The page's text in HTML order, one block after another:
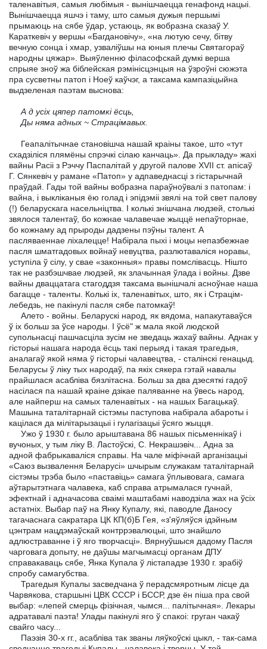
таленавітыя, самыя любімыя - вынішчаецца генафонд нацыі.
Вынішчаецца яшчэ і таму, што самыя дужыя першымі
прымаюць на сябе ўдар, устаюць, як вобразна сказаў У.
Караткевіч у вершы «Багдановічу», «на лютую сечу, бітву
вечную сонца і хмар, узваліўшы на юныя плечы Святагораў
народны цяжар». Выяўленню філасофскай думкі верша
спрыяе зноў жа біблейская рэмінісцэнцыя на ўзроўні сюжэта
пра сусветны патоп і Ноеў каўчэг, а таксама кампазіцыйна
выдзеленая паэтам выснова:
А д усіх цяпер патомкі ёсць,
Ды няма адных ~ Страцімавых.
Геапалітычнае становішча нашай краіны такое, што «тут
схадзіліся плямёны спрэчкі сілаю канчаць». Да прыкладу» жахі
вайны Расіі з Рэччу Паспалітай у другой палове XVII ст. апісаў
Г. Сянкевіч у рамане «Патоп» у адпаведнасці з гістарычнай
праўдай. Гады той вайны вобразна параўноўвалі з патопам: і
вайна, і выкліканыя ёю голад і эпідэміі звялі на той свет палову
(!) беларускага насельніцтва. I колькі знішчана людзей, столькі
звялося талентаў, бо кожнае чалавечае жыццё непаўторнае,
бо кожнаму ад прыроды дадзены пэўны талент. А
пасляваеннае ліхалецце! Набірала пыхі і моцы непазбежнае
пасля шматгадовых войнаў невуцтва, разлютаваліся норавы,
уступіла ў сілу, у свае «законныя» правы помслівасць. Нішто
так не разбэшчвае людзей, як злачынная ўлада і войны. Дзве
вайны дваццатага стагоддзя таксама вынішчалі асноўнае наша
багацце - таленты. Колькі іх, таленавітых, што, як і Страцім-
лебедзь, не пакінулі пасля сябе патомкаў!
Алето - войны. Беларускі народ, як вядома, напакутаваўся
ў іх больш за ўсе народы. I ўсё" ж мала якой людской
супольнасці пашчасціла зусім не зведаць жахаў вайны. Аднак у
гісторыі нашага народа ёсць такі перыяд і такая трагедыя,
аналагаў якой няма ў гісторыі чалавецтва, - сталінскі генацыд.
Беларусы ў ліку тых народаў, па якіх сякера гэтай навалы
прайшлася асабліва бязлітасна. Больш за два дзесяткі гадоў
насілася па нашай краіне дзікае паляванне на ўвесь народ,
але найперш на самых таленавітых - на нашых Багацькаў.
Машына таталітарнай сістэмы паступова набірала абароты і
кацілася да мілітарызацыі і гулагізацыі ўсяго жыцця.
Ужо ў 1930 г. было арыштавана 86 нашых пісьменнікаў і
вучоных, у тым ліку В. Ластоўскі, С. Некрашэвіч... Адна за
адной фабрыкаваліся справы. На чале міфічнай арганізацыі
«Саюз вызвалення Беларусі» шчырым служакам таталітарнай
сістэмы трэба было «паставіць» самага ўплывовага, самага
аўтарытэтнага чалавека, каб справа атрымалася гучнай,
эфектнай і адначасова сваімі маштабамі наводзіла жах на ўсіх
астатніх. Выбар паў на Янку Купалу, які, паводле Даносу
тагачаснага сакратара ЦК КП(б)Б Гея, «з'яўляўся ідэйным
цэнтрам нацдэмаўскай контррэвалюцыі, што знайшло
адлюстраванне і ў яго творчасці». Вярнуўшыся дадому Пасля
чарговага допыту, не даўшы магчымасці органам ДПУ
справакаваць сябе, Янка Купала ў лістападзе 1930 г. зрабіў
спробу самагубства.
Трагедыя Купалы засведчана ў перадсмяротным лісце да
Чарвякова, старшыні ЦВК СССР і БССР, дзе ён піша пра свой
выбар: «лепей смерць фізічная, чымся... палітычная». Лекары
адратавалі паэта! Улады пакінулі яго ў спакоі: груган чакаў
свайго часу...
Паэзія 30-х гг., асабліва так званы ляўкоўскі цыкл, - так-сама